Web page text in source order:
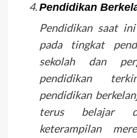
Pendidikan
Pendidikan saat
pada tingkat
sekolah dan
pendidikan
pendidikan
terus belajar
keterampilan